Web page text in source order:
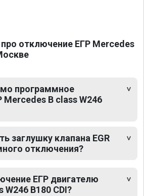
отключение ЕГР Mercedes
программное
B class W246
заглушку клапана EGR
отключения?
ЕГР двигателю
B180 CDI?